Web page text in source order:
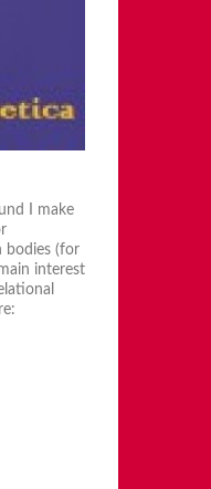
I make
bodies (for
interest